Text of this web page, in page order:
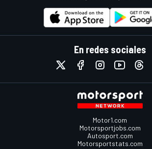
En redes sociales
Motor1.com
Motorsportjobs.com
Autosport.com
Motorsportstats.com